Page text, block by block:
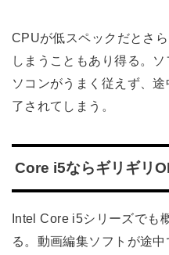
CPUが低スペックだとさ
しまうこともあり得る。
ソコンがうまく従えず、
了されてしまう。
Core i5ならギリギリ
Intel Core i5シリーズでも
る。動画編集ソフトが途